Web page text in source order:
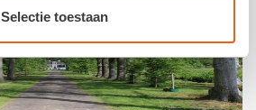
Selectie toestaan